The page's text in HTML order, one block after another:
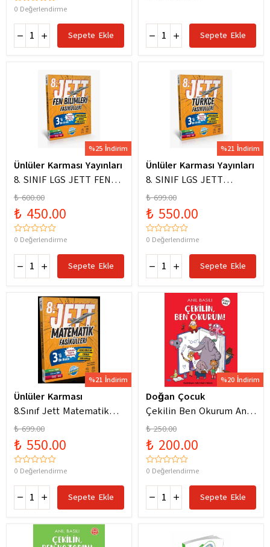
0 Değerlendirme
Sepete Ekle Sepete Ekle
%25 İndirim
Ünlüler Karması Yayınları
8. SINIF LGS JETT FEN
BİLİMLERİ FASİKÜLLERİ
₺ 600.00
₺ 450.00
0 Değerlendirme
Sepete Ekle
%21 İndirim
Ünlüler Karması Yayınları
8. SINIF LGS JETT
TÜRKÇE FASİKÜLLERİ
₺ 699.00
₺ 550.00
0 Değerlendirme
Sepete Ekle
%21 İndirim
Ünlüler Karması
8.Sınıf Jett Matematik
Fasiküller Soru Bankası /
Kolektif / Ünlüler
Karması / 9786256529786
₺ 699.00
₺ 550.00
0 Değerlendirme
Sepete Ekle
%20 İndirim
Doğan Çocuk
Çekilin Ben Okurum Anıl
Basılı Eğlenceli
Hikayeler
₺ 250.00
₺ 200.00
0 Değerlendirme
Sepete Ekle